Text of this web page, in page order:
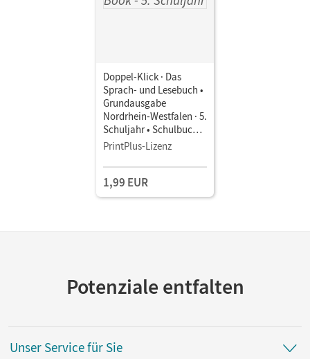
Doppel-Klick · Das
Sprach- und Lesebuch •
Grundausgabe
Nordrhein-Westfalen · 5.
Schuljahr • Schulbuch
als E-Book
PrintPlus-Lizenz
1,99 EUR
Potenziale entfalten
Unser Service für Sie